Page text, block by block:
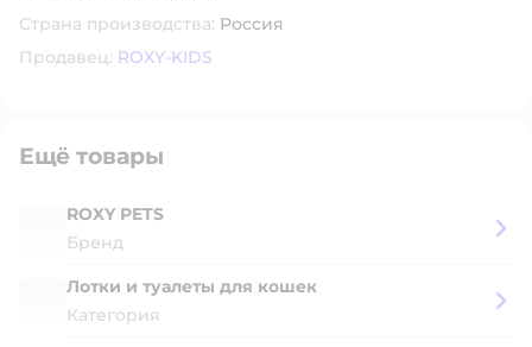
Страна производства: Россия
Продавец: ROXY-KIDS
Ещё товары
ROXY PETS
Бренд
Лотки и туалеты для кошек
Категория